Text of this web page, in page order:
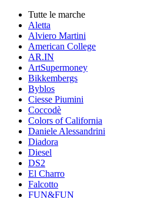
Tutte le marche
Aletta
Alviero Martini
American College
AR.IN
ArtSupermoney
Bikkembergs
Byblos
Ciesse Piumini
Coccodè
Colors of California
Daniele Alessandrini
Diadora
Diesel
DS2
El Charro
Falcotto
FUN&FUN